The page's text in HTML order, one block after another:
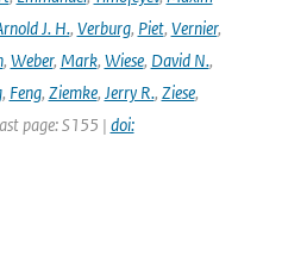
J. H., Verburg, Piet, Vernier,
, Weber, Mark, Wiese, David N.,
, Feng, Ziemke, Jerry R., Ziese,
page: S155 | doi: